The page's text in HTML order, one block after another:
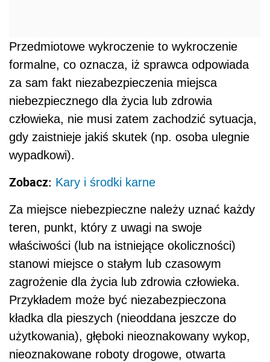
Przedmiotowe wykroczenie to wykroczenie
formalne, co oznacza, iż sprawca odpowiada
za sam fakt niezabezpieczenia miejsca
niebezpiecznego dla życia lub zdrowia
człowieka, nie musi zatem zachodzić sytuacja,
gdy zaistnieje jakiś skutek (np. osoba ulegnie
wypadkowi).
Zobacz: Kary i środki karne
Za miejsce niebezpieczne należy uznać każdy
teren, punkt, który z uwagi na swoje
właściwości (lub na istniejące okoliczności)
stanowi miejsce o stałym lub czasowym
zagrożenie dla życia lub zdrowia człowieka.
Przykładem może być niezabezpieczona
kładka dla pieszych (nieoddana jeszcze do
użytkowania), głęboki nieoznakowany wykop,
nieoznakowane roboty drogowe, otwarta